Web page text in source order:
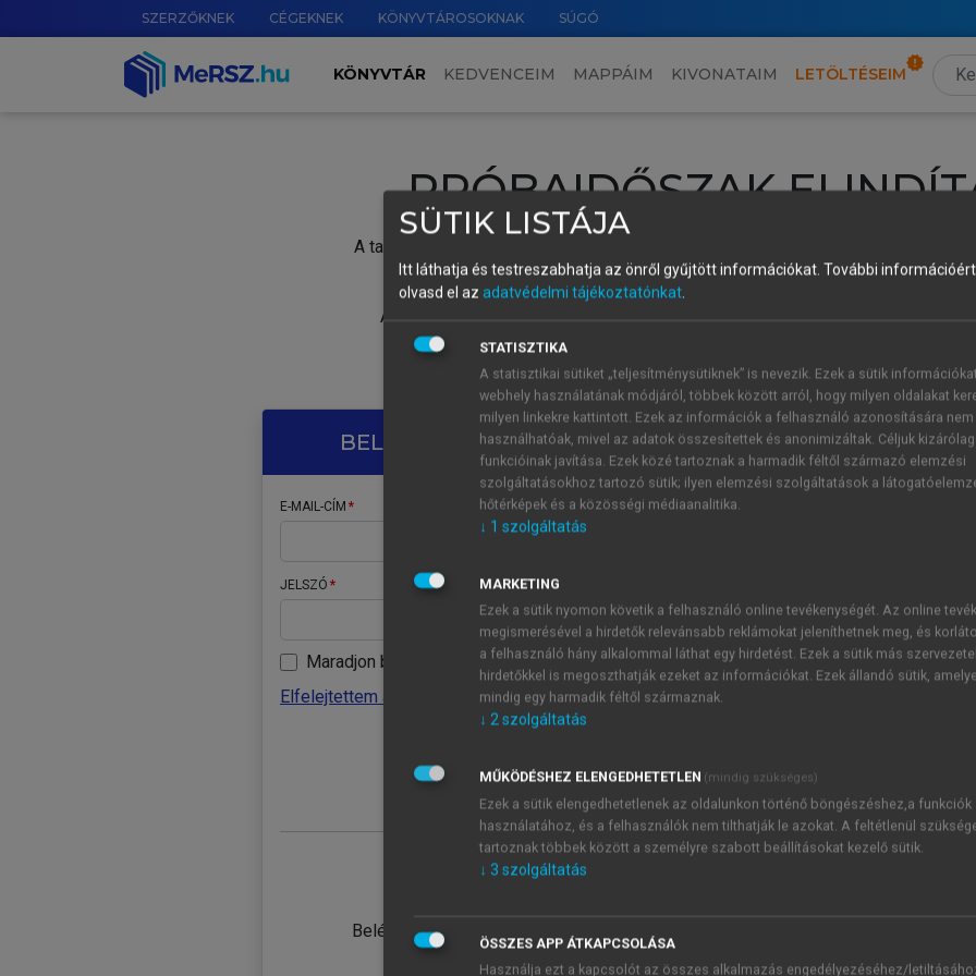
SZERZŐKNEK CÉGEKNEK KÖNYVTÁROSOKNAK SÚGÓ
KÖNYVTÁR KEDVENCEIM MAPPÁIM KIVONATAIM LETÖLTÉSEIM
PRÓBAIDŐSZAK
A tartalom megtekintéséhez lépj be a saját fiókoddal, iskolai azonosítóddal vagy
Új felhasználóként1 óra díjmentes hozzáférésrevagy
A próbaidőszak elindításához,
vagy hozz
A regisztráció után a
BELÉPÉS SAJÁT FIÓKKAL
E-MAIL-CÍM
JELSZÓ
Maradjon belépve
Elfelejtettem a jelszavamat
Belépés intézményi azonosítóval
ÚJ FIÓK
1 óra
JELSZÓ
Kérek értesítést a MeRSZ
Kérek értesítést az
SÜTIK LISTÁJA
Itt láthatja és testreszabhatja az önről gyűjtött információkat. További
olvasd el az adatvédelmi tájékoztatónkat.
STATISZTIKA
A statisztikai sütiket „teljesítménysütiknek” is nevezik. Ezek a sütik
webhely használatának módjáról, többek között arról, hogy milyen oldalakat
milyen linkekre kattintott. Ezek az információk a felhasználó azonosítására nem
használhatóak, mivel az adatok összesítettek és anonimizáltak. Céljuk
funkcióinak javítása. Ezek közé tartoznak a harmadik féltől származó elemzési
szolgáltatásokhoz tartozó sütik; ilyen elemzési szolgáltatások a
hőtérképek és a közösségi médiaanalitika.
↓ 1 szolgáltatás
MARKETING
Ezek a sütik nyomon követik a felhasználó online tevékenységét. Az online
megismerésével a hirdetők relevánsabb reklámokat jeleníthetnek meg, és
a felhasználó hány alkalommal láthat egy hirdetést. Ezek a sütik más
hirdetőkkel is megoszthatják ezeket az információkat. Ezek állandó sütik,
mindig egy harmadik féltől származnak.
↓ 2szolgáltatás
MŰKÖDÉSHEZ ELENGEDHETETLEN (mindig szükséges)
Ezek a sütik elengedhetetlenek az oldalunkon történő böngészéshez,a funkciók
használatához, és a felhasználók nem tilthatják le azokat. A feltétlenül
tartoznak többek között a személyre szabott beállításokat kezelő sütik.
↓ 3 szolgáltatás
ÖSSZES APP ÁTKAPCSOLÁSA
Használja ezt a kapcsolót az összes alkalmazás engedélyezéséhez/